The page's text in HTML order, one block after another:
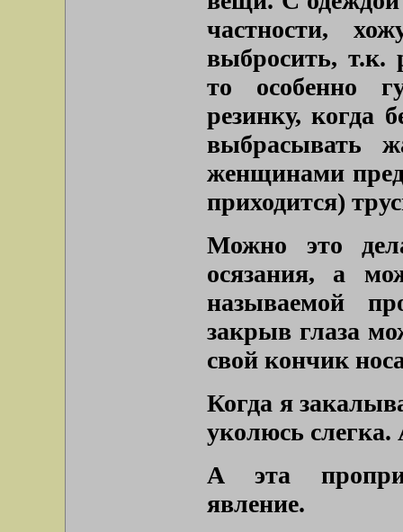
частности,
выбросить, т.к.
то особенно
резинку, когда
выбрасывать
женщинами
приходится)
Можно это
осязания, а
называемой
закрыв глаза
свой кончик
Когда я
уколюсь
А эта
явление.